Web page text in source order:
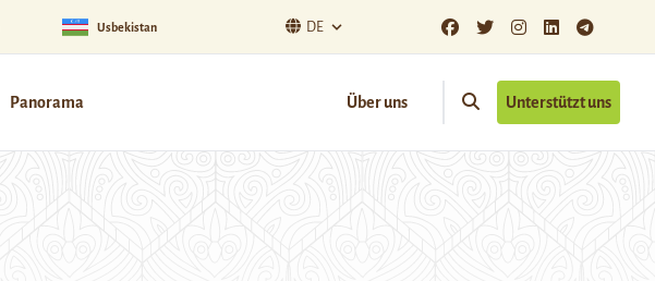
Usbekistan DE
Panorama Über uns Unterstützt uns